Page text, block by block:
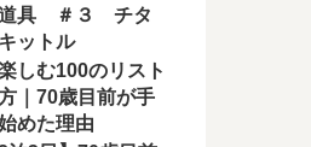
道具 ＃３ チタ
ットル
しむ100のリスト
｜70歳目前が手
めた理由